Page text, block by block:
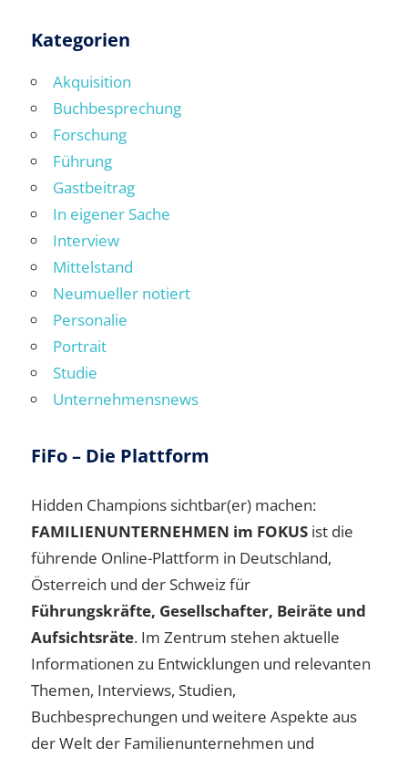
Kategorien
Akquisition
Buchbesprechung
Forschung
Führung
Gastbeitrag
In eigener Sache
Interview
Mittelstand
Neumueller notiert
Personalie
Portrait
Studie
Unternehmensnews
FiFo – Die Plattform
Hidden Champions sichtbar(er) machen:
FAMILIENUNTERNEHMEN im FOKUS ist die
führende Online-Plattform in Deutschland,
Österreich und der Schweiz für
Führungskräfte, Gesellschafter, Beiräte und
Aufsichtsräte. Im Zentrum stehen aktuelle
Informationen zu Entwicklungen und relevanten
Themen, Interviews, Studien,
Buchbesprechungen und weitere Aspekte aus
der Welt der Familienunternehmen und